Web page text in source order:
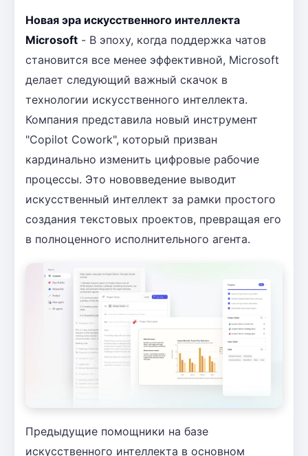
Новая эра искусственного интеллекта
Microsoft - В эпоху, когда поддержка чатов
становится все менее эффективной, Microsoft
делает следующий важный скачок в
технологии искусственного интеллекта.
Компания представила новый инструмент
"Copilot Cowork", который призван
кардинально изменить цифровые рабочие
процессы. Это нововведение выводит
искусственный интеллект за рамки простого
создания текстовых проектов, превращая его
в полноценного исполнительного агента.
Предыдущие помощники на базе
искусственного интеллекта в основном